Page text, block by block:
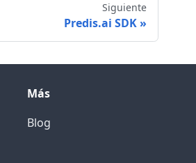
Siguiente
Predis.ai SDK
Más
Blog